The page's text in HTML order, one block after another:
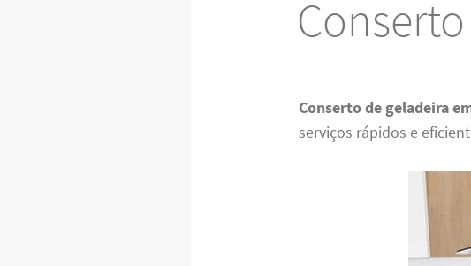
Conserto de geladeira
serviços rápidos e